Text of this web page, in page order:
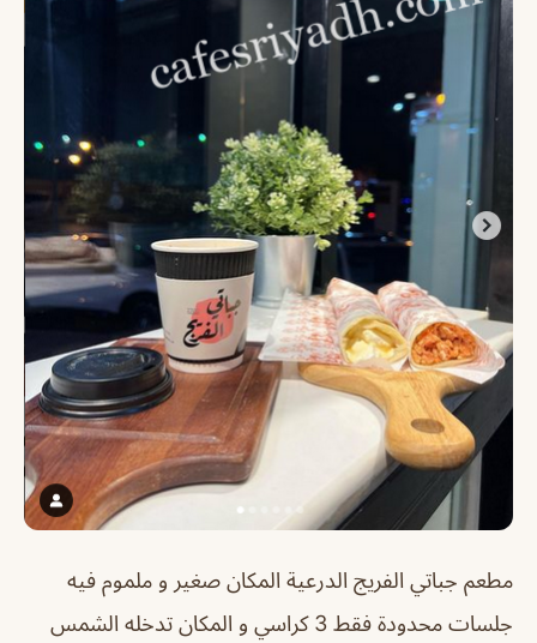
مطعم جباتي الفريج الدرعية المكان صغير و ملموم فيه
جلسات محدودة فقط 3 كراسي و المكان تدخله الشمس